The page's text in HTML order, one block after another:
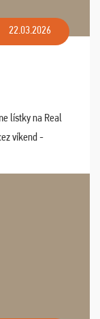
22.03.2026
lístky na Real
víkend -
Barnabéu ...